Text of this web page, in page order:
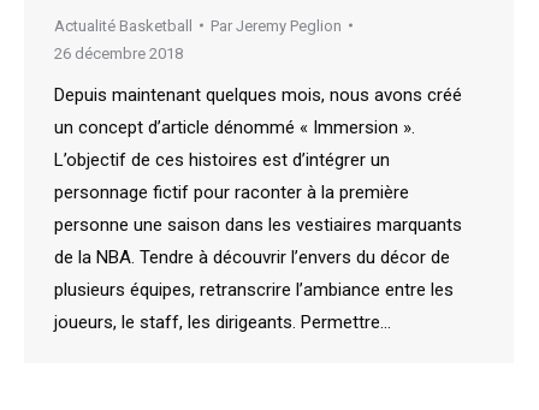
Actualité Basketball Par Jeremy Peglion
26 décembre 2018
Depuis maintenant quelques mois, nous avons créé
un concept d’article dénommé « Immersion ».
L’objectif de ces histoires est d’intégrer un
personnage fictif pour raconter à la première
personne une saison dans les vestiaires marquants
de la NBA. Tendre à découvrir l’envers du décor de
plusieurs équipes, retranscrire l’ambiance entre les
joueurs, le staff, les dirigeants. Permettre…